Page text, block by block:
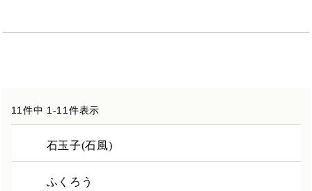
11 件中 1 -11 件表示
石玉子(石風)
ふくろう